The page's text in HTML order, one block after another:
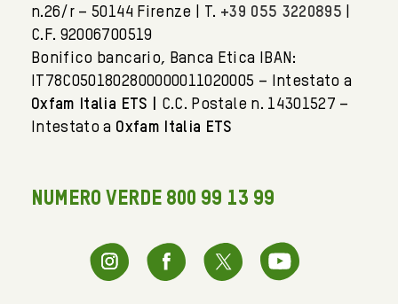
n.26/r – 50144 Firenze | T. +39 055 3220895
C.F. 92006700519
Bonifico bancario, Banca Etica IBAN:
IT78C0501802800000011020005 – Intestato a
Oxfam Italia ETS | C.C. Postale n. 14301527 –
Intestato a Oxfam Italia ETS
NUMERO VERDE 800 99 13 99